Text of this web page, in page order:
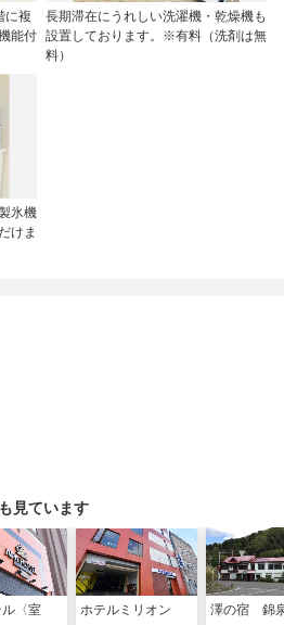
に複
能付
長期滞在にうれしい洗濯機・乾燥機も
設置しております。※有料（洗剤は無
料）
氷機
けま
見ています
〈室
ホテルミリオン 澤の宿 錦